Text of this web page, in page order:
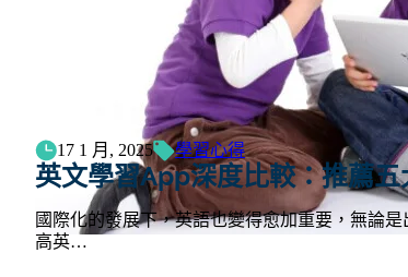
17 1 月, 2025 學習心得
英文學習App深度比較：推薦
國際化的發展下，英語也變得愈加重要，無論
高英…